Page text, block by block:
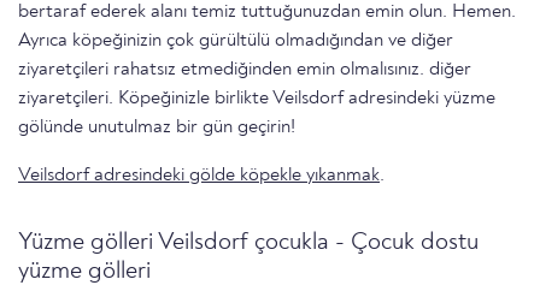
bertaraf ederek alanı temiz tuttuğunuzdan emin olun. Hemen.
Ayrıca köpeğinizin çok gürültülü olmadığından ve diğer
ziyaretçileri rahatsız etmediğinden emin olmalısınız. diğer
ziyaretçileri. Köpeğinizle birlikte Veilsdorf adresindeki yüzme
gölünde unutulmaz bir gün geçirin!
Veilsdorf adresindeki gölde köpekle yıkanmak.
Yüzme gölleri Veilsdorf çocukla - Çocuk dostu
yüzme gölleri